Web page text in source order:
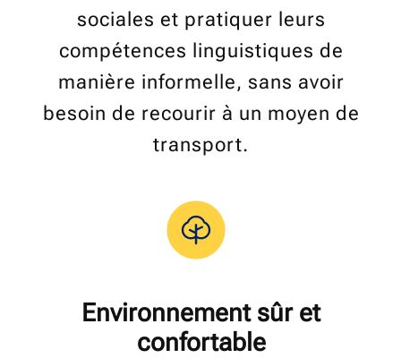
sociales et pratiquer leurs
compétences linguistiques de
manière informelle, sans avoir
besoin de recourir à un moyen de
transport.
Environnement sûr et
confortable